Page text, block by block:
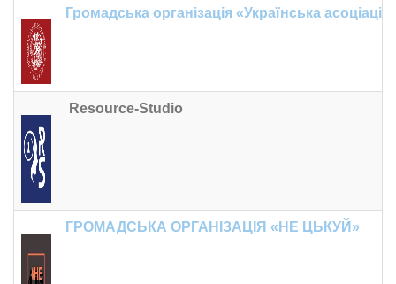
Громадська організація «Українська
Resource-Studio
ГРОМАДСЬКА ОРГАНІЗАЦІЯ «НЕ ЦЬКУЙ»